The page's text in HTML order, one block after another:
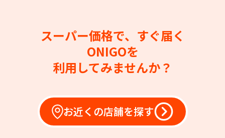
スーパー価格で、すぐ届く
ONIGOを
利用してみませんか？
お近くの店舗を探す